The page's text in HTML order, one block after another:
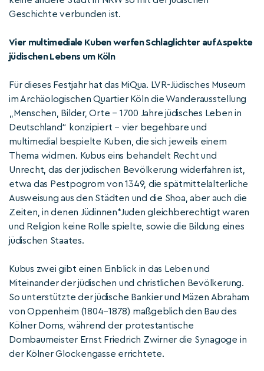
Geschichte verbunden ist.
Vier multimediale Kuben werfen Schlaglichter auf Aspekte
jüdischen Lebens um Köln
Für dieses Festjahr hat das MiQua. LVR-Jüdisches Museum
im Archäologischen Quartier Köln die Wanderausstellung
„Menschen, Bilder, Orte – 1700 Jahre jüdisches Leben in
Deutschland“ konzipiert – vier begehbare und
multimedial bespielte Kuben, die sich jeweils einem
Thema widmen. Kubus eins behandelt Recht und
Unrecht, das der jüdischen Bevölkerung widerfahren ist,
etwa das Pestpogrom von 1349, die spätmittelalterliche
Ausweisung aus den Städten und die Shoa, aber auch die
Zeiten, in denen Jüdinnen*Juden gleichberechtigt waren
und Religion keine Rolle spielte, sowie die Bildung eines
jüdischen Staates.
Kubus zwei gibt einen Einblick in das Leben und
Miteinander der jüdischen und christlichen Bevölkerung.
So unterstützte der jüdische Bankier und Mäzen Abraham
von Oppenheim (1804–1878) maßgeblich den Bau des
Kölner Doms, während der protestantische
Dombaumeister Ernst Friedrich Zwirner die Synagoge in
der Kölner Glockengasse errichtete.